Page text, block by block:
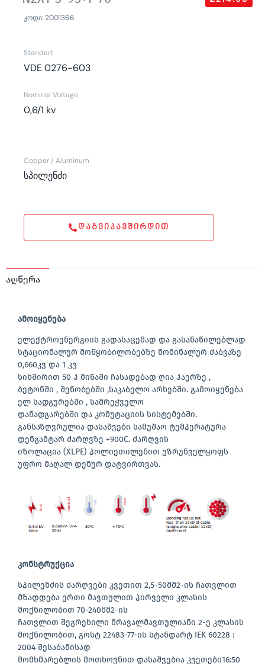
კოდი: 2001366
Standart
VDE 0276-603
Nominal Voltage
0,6/1 kv
Copper / Aluminum
სპილენძი
ᲓᲐᲒᲕᲘᲙᲐᲕᲨᲘᲠᲓᲘᲗ
აღწერა
ამოიყენება
ელექტროენერგიის გადასაცემად და გასანაწილებლად
სტაციონალურ მოწყობილობებზე ნომინალურ ძაბვაზე
0,660კვ და 1 კვ
სიხშირით 50 ჰ მიწაში ჩასადებად ღია ჰაერზე ,
ბეტონში , შენობებში ,საკაბელო არხებში. გამოიყენება
ელ სადგურებში , სამრეჭველო
დანადგარებში და კომუტაციის სისტემებში.
განსაზღვრულია დასაშვები სამუშაო ტემპერატურა
დენგამტარ ძარღვზე +900C. ძარღვის
იზოლაცია (XLPE) პოლიეთილენით უზრუნველყოფს
უფრო მაღალ დენურ დატვირთვას.
კონსტრუქცია
სპილენძის ძარღვები კვეთით 2,5-50მმ2-ის ჩათვლით
მზადდება ერთი მავთულით პირველი კლასის
მოქნილობით 70-240მმ2-ის
ჩათვლით შეგრეხილი მრავალმავთულიანი 2-ე კლასის
მოქნილობით, გოსტ 22483-77-ის სტანდარტ IEK 60228 :
2004 შესაბამისად
მომხმარებლის მოთხოვნით დასაშვებია კვეთები16:50